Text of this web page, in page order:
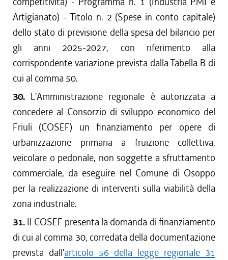
Artigianato) - Titolo n. 2 (Spese in conto capitale)
dello stato di previsione della spesa del bilancio per
gli anni 2025-2027, con riferimento alla
corrispondente variazione prevista dalla Tabella B di
cui al comma 50.
30. L'Amministrazione regionale è autorizzata a
concedere al Consorzio di sviluppo economico del
Friuli (COSEF) un finanziamento per opere di
urbanizzazione primaria a fruizione collettiva,
veicolare o pedonale, non soggette a sfruttamento
commerciale, da eseguire nel Comune di Osoppo
per la realizzazione di interventi sulla viabilità della
zona industriale.
31. Il COSEF presenta la domanda di finanziamento
di cui al comma 30, corredata della documentazione
prevista dall'articolo 56 della legge regionale 31